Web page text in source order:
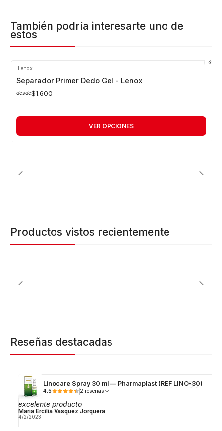
También podría interesarte uno de
estos
Lenox
Separador Primer Dedo Gel - Lenox
desde$1.600
VER OPCIONES
Productos vistos recientemente
Reseñas destacadas
Linocare Spray 30 ml — Pharmaplast (REF LINO-30)
4.5 2 reseñas
excelente producto
Maria Ercilia Vasquez Jorquera
4/2/2023